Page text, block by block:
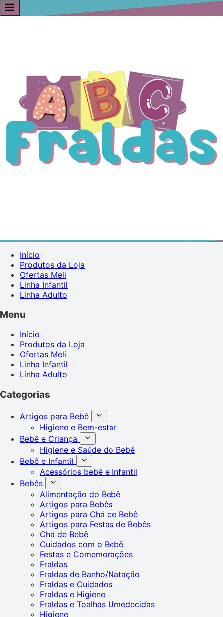
Início
Produtos da Loja
Ofertas Meli
Linha Infantil
Linha Adulto
Menu
Início
Produtos da Loja
Ofertas Meli
Linha Infantil
Linha Adulto
Categorias
Artigos para Bebê
Higiene e Bem-estar
Bebê e Criança
Higiene e Saúde do Bebê
Bebê e Infantil
Acessórios bebê e Infantil
Bebês
Alimentação do Bebê
Artigos para Bebês
Artigos para Chá de Bebê
Artigos para Festas de Bebês
Chá de Bebê
Cuidados com o Bebê
Festas e Comemorações
Fraldas
Fraldas de Banho/Natação
Fraldas e Cuidados
Fraldas e Higiene
Fraldas e Toalhas Umedecidas
Higiene